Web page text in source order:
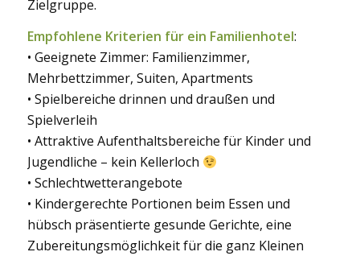
Zielgruppe.
Empfohlene Kriterien für ein Familienhotel:
• Geeignete Zimmer: Familienzimmer,
Mehrbettzimmer, Suiten, Apartments
• Spielbereiche drinnen und draußen und
Spielverleih
• Attraktive Aufenthaltsbereiche für Kinder und
Jugendliche – kein Kellerloch
• Schlechtwetterangebote
• Kindergerechte Portionen beim Essen und
hübsch präsentierte gesunde Gerichte, eine
Zubereitungsmöglichkeit für die ganz Kleinen